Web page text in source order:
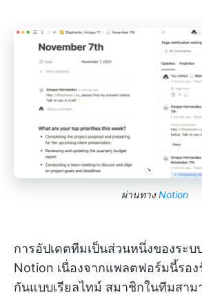
ผ่านทางNotion
การอัปเดตทีมเป็นส่วนหนึ่งของระบ
Notion เนื่องจากแพลตฟอร์มนี้รอง
กันแบบเรียลไทม์ สมาชิกในทีมสาม